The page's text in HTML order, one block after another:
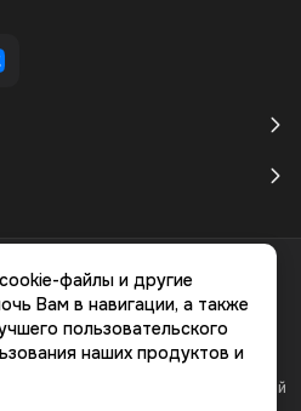
видеоигр. Карта сайта
информация, касающаяся
и услуг, носит информационный
файлы и другие
Вам в навигации, а также
пользовательского
наших продуктов и